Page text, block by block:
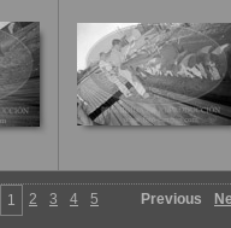
1 2 3 4 5 Previous